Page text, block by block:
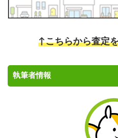
↑こちらから査定
執筆者情報